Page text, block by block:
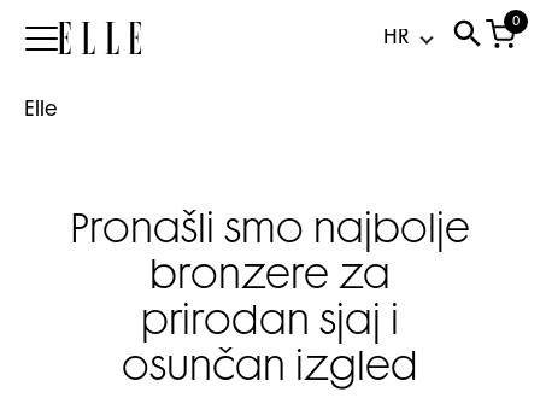
Elle
0
Elle
Pronašli smo najbolje
bronzere za
prirodan sjaj i
osunčan izgled